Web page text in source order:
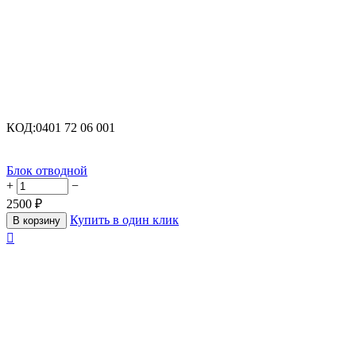
КОД:0401 72 06 001
Блок отводной
+
−
2500 ₽
В корзину
Купить в один клик
